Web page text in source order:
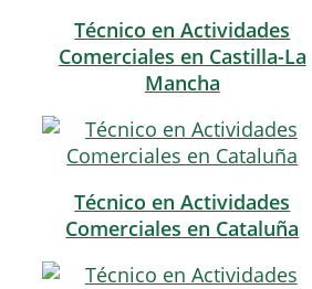
Técnico en Actividades
Comerciales en Castilla-La
Mancha
Técnico en Actividades
Comerciales en Cataluña